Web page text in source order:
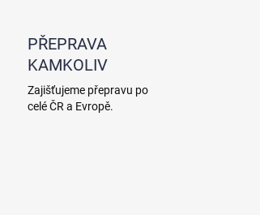
PŘEPRAVA
KAMKOLIV
Zajišťujeme přepravu po
celé ČR a Evropě.